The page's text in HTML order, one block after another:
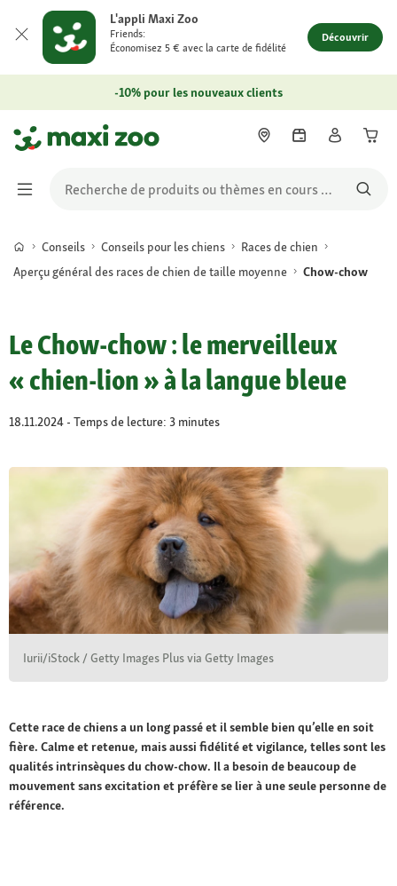
L'appli Maxi Zoo
Friends:
Économisez 5 € avec la carte de fidélité
Découvrir
-10% pour les nouveaux clients
Conseils Conseils pour les chiens
Races de chien
Aperçu général des races de chien de taille moyenne
Chow-chow
Le Chow-chow : le merveilleux
« chien-lion » à la langue bleue
18.11.2024 - Temps de lecture: 3 minutes
Iurii/iStock / Getty Images Plus via Getty Images
Cette race de chiens a un long passé et il semble bien qu’elle en soit
fière. Calme et retenue, mais aussi fidélité et vigilance, telles sont les
qualités intrinsèques du chow-chow. Il a besoin de beaucoup de
mouvement sans excitation et préfère se lier à une seule personne de
référence.